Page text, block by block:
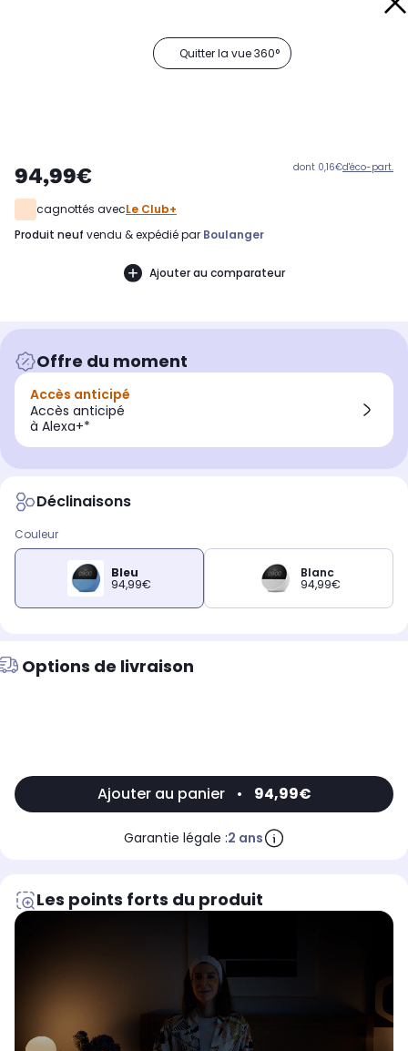
Quitter la vue 360°
94,99€ dont 0,16€d'éco-part.
cagnottés avecLe Club+
produit neuf vendu & expédié par Boulanger
Ajouter au comparateur
Offre du moment
Accès anticipé
Accès anticipé
à Alexa+*
Déclinaisons
Couleur
Bleu
94,99€
Blanc
94,99€
Options de livraison
Ajouter au panier • 94,99€
Garantie légale :2 ans
Les points forts du produit